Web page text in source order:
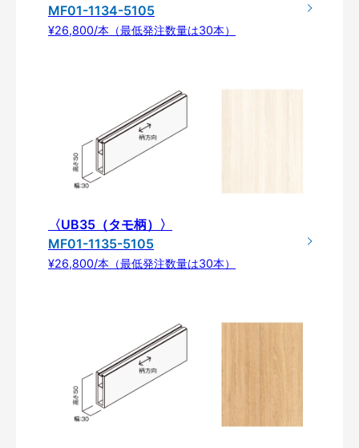
MF01-1134-5105
¥26,800/本（最低発注数量は30本）
〈UB35（タモ柄）〉
MF01-1135-5105
¥26,800/本（最低発注数量は30本）